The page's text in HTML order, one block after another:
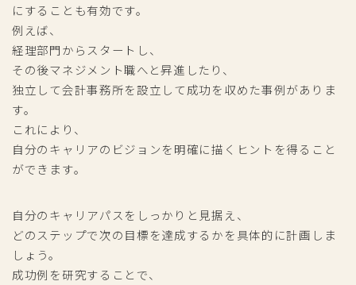
にすることも有効です。
例えば、
経理部門からスタートし、
その後マネジメント職へと昇進したり、
独立して会計事務所を設立して成功を収めた事例がありま
す。
これにより、
自分のキャリアのビジョンを明確に描くヒントを得ること
ができます。
自分のキャリアパスをしっかりと見据え、
どのステップで次の目標を達成するかを具体的に計画しま
しょう。
成功例を研究することで、